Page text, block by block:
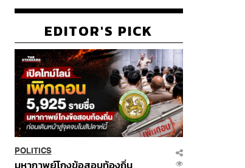
EDITOR'S PICK
POLITICS